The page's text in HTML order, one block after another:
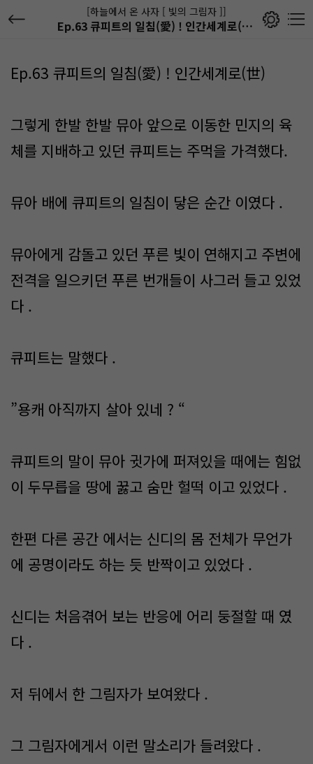
[하늘에서 온 사자 [ 빛의 그림자 ]]
Ep.63 큐피트의 일침(愛) ! 인간세계로(世)
Ep.63 큐피트의 일침(愛) ! 인간세계로(世)
그렇게 한발 한발 뮤아 앞으로 이동한 민지의 육
체를 지배하고 있던 큐피트는 주먹을 가격했다.
뮤아 배에 큐피트의 일침이 닿은 순간 이였다 .
뮤아에게 감돌고 있던 푸른 빛이 연해지고 주변에
전격을 일으키던 푸른 번개들이 사그러 들고 있었
다 .
큐피트는 말했다 .
”용캐 아직까지 살아 있네 ? “
큐피트의 말이 뮤아 귓가에 퍼져있을 때에는 힘없
이 두무릅을 땅에 꿇고 숨만 헐떡 이고 있었다 .
한편 다른 공간 에서는 신디의 몸 전체가 무언가
에 공명이라도 하는 듯 반짝이고 있었다 .
신디는 처음겪어 보는 반응에 어리 둥절할 때 였
다 .
저 뒤에서 한 그림자가 보여왔다 .
그 그림자에게서 이런 말소리가 들려왔다 .